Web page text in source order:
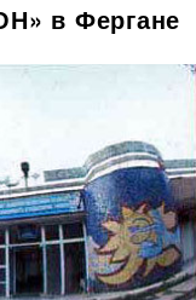
в Фергане